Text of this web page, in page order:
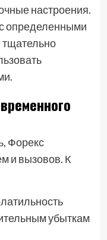
настроения.
определенными
Форекс
и вызовов. К
убыткам